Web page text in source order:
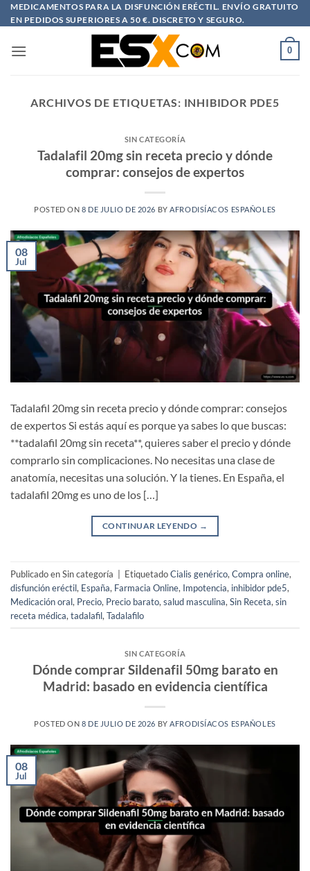
Saltar
al
MEDICAMENTOS PARA LA DISFUNCIÓN ERÉCTIL. ENVÍO GRATUITO
EN PEDIDOS SUPERIORES A 50 €. DISCRETO Y SEGURO.
0
ARCHIVOS DE ETIQUETAS: INHIBIDOR PDE5
SIN CATEGORÍA
Tadalafil 20mg sin receta precio y dónde
comprar: consejos de expertos
POSTED ON 8 DE JULIO DE 2026 BY AFRODISÍACOS ESPAÑOLES
08
Jul
Tadalafil 20mg sin receta precio y dónde comprar: consejos
de expertos Si estás aquí es porque ya sabes lo que buscas:
**tadalafil 20mg sin receta**, quieres saber el precio y dónde
comprarlo sin complicaciones. No necesitas una clase de
anatomía, necesitas una solución. Y la tienes. En España, el
tadalafil 20mg es uno de los […]
CONTINUAR LEYENDO →
Publicado en Sin categoría EtiquetadoCialis genérico, Compra online,
disfunción eréctil, España, Farmacia Online, Impotencia, inhibidor pde5,
Medicación oral, Precio, Precio barato, salud masculina, Sin Receta, sin
receta médica, tadalafil, Tadalafilo
SIN CATEGORÍA
Dónde comprar Sildenafil 50mg barato en
Madrid: basado en evidencia científica
POSTED ON 8 DE JULIO DE 2026 BYAFRODISÍACOS ESPAÑOLES
08
Jul